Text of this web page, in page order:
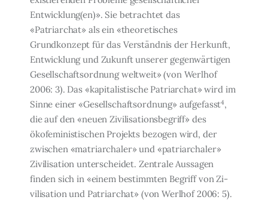
Entwicklung(en)». Sie betrach­tet das
«Patriarchat» als ein «theoretisches
Grundkonzept für das Verständnis der Her­kunft,
Entwicklung und Zukunft unserer gegenwärtigen
Gesellschaftsordnung weltweit» (von Werlhof
2006: 3). Das «kapitalistische Patriarchat» wird im
Sinne einer «Gesell­schaftsordnung» aufgefasst4,
die auf den «neuen Zivilisationsbegriff» des
ökofeministi­schen Projekts bezogen wird, der
zwischen «matriarchaler» und «patriarchaler»
Zivilisa­tion unterscheidet. Zentrale Aussagen
finden sich in «einem bestimmten Begriff von Zi­
vilisation und Patriarchat» (von Werlhof 2006: 5).